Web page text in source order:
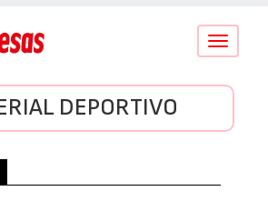
Conmutar
DEPORTIVO